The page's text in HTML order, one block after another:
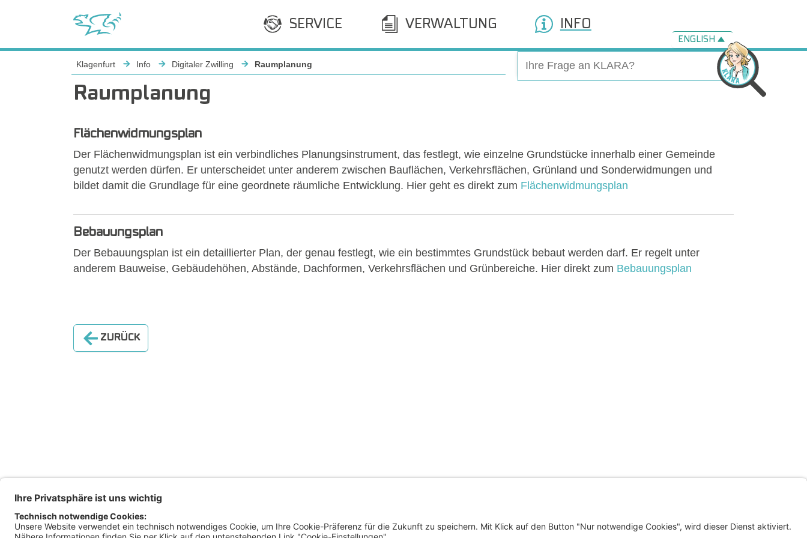
SERVICE VERWALTUNG INFO
ENGLISH
Klagenfurt Info Digitaler Zwilling Raumplanung
Raumplanung
Flächenwidmungsplan
Der Flächenwidmungsplan ist ein verbindliches Planungsinstrument, das festlegt, wie einzelne Grundstücke innerhalb einer Gemeinde
genutzt werden dürfen. Er unterscheidet unter anderem zwischen Bauflächen, Verkehrsflächen, Grünland und Sonderwidmungen und
bildet damit die Grundlage für eine geordnete räumliche Entwicklung. Hier geht es direkt zum Flächenwidmungsplan
Bebauungsplan
Der Bebauungsplan ist ein detaillierter Plan, der genau festlegt, wie ein bestimmtes Grundstück bebaut werden darf. Er regelt unter
anderem Bauweise, Gebäudehöhen, Abstände, Dachformen, Verkehrsflächen und Grünbereiche. Hier direkt zum Bebauungsplan
ZURÜCK